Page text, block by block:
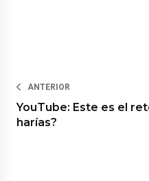
ANTERIOR
YouTube: Este es el
harías?